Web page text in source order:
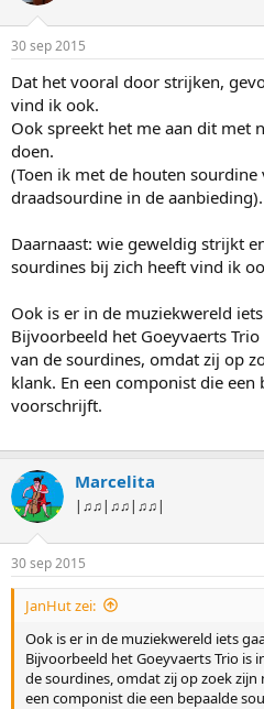
30 sep 2015
Dat het vooral door strijken,
vind ik ook.
Ook spreekt het me aan dit met
doen.
(Toen ik met de houten
draadsourdine in de aanbieding).
Daarnaast: wie geweldig strijkt
sourdines bij zich heeft vind ik
Ook is er in de muziekwereld
Bijvoorbeeld het Goeyvaerts
van de sourdines, omdat zij op
klank. En een componist die een
voorschrijft.
Marcelita
|♫♫|♫♫|♫♫|
30 sep 2015
JanHut zei:
Ook is er in de muziekwereld iets
Bijvoorbeeld het Goeyvaerts Trio is
de sourdines, omdat zij op zoek zijn
een componist die een bepaalde